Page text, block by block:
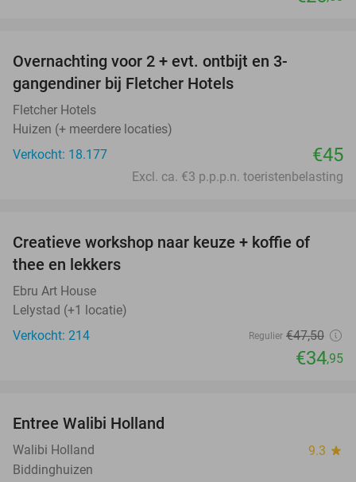
Overnachting voor 2 + evt. ontbijt en 3-
gangendiner bij Fletcher Hotels
Fletcher Hotels
Huizen (+ meerdere locaties)
Verkocht: 18.177
€45
Excl. ca. €3 p.p.p.n. toeristenbelasting
26%
Creatieve workshop naar keuze + koffie of
thee en lekkers
Ebru Art House
Lelystad (+1 locatie)
Verkocht: 214
Regulier €47,50
€34,95
Entree Walibi Holland
Walibi Holland 9.3 star
Biddinghuizen